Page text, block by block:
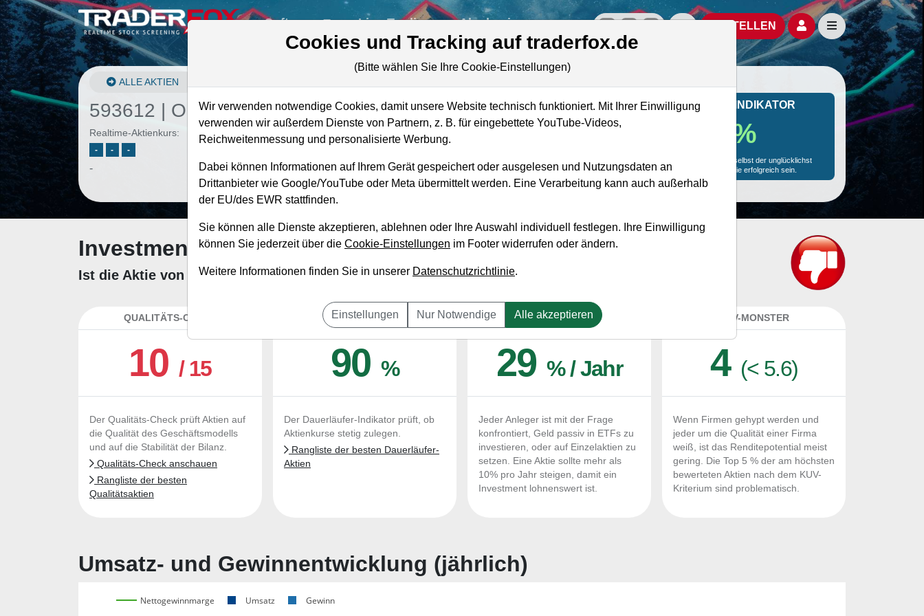
Software Live-Trading Akademie offizielle Social Media-AccountsAktien- und Artikelsuche öffnen
BESTELLEN Seitennavigation
ALLE AKTIEN
593612 | OHB–OHB Aktie
Realtime-Aktienkurs:
- - -
-
Marktkapitalisierung 4,96 Mrd. EUR
Unternehmenswert
Umsatz 1,22 Mrd. EUR
MONKEY-TRADER INDIKATOR
83.3 %
Mit 83.3 % Wahrscheinlichkeit wird selbst der unglücklichst
agierende Trader mit dieser Aktie erfolgreich sein.
Investment-Check: Kaufempfehlung?
Ist die Aktie von OHB zum Kaufen und Liegenlassen geeignet?
QUALITÄTS-CHECK
10/ 15
Der Qualitäts-Check prüft Aktien auf
die Qualität des Geschäftsmodells
und auf die Stabilität der Bilanz.
Qualitäts-Check anschauen
Rangliste der besten
Qualitätsaktien
DAUERLÄUFER-QUALITÄTEN
90 %
Der Dauerläufer-Indikator prüft, ob
Aktienkurse stetig zulegen.
Rangliste der besten Dauerläufer-
Aktien
OUTPERFORMER-CHECK
29 % / Jahr
Jeder Anleger ist mit der Frage
konfrontiert, Geld passiv in ETFs zu
investieren, oder auf Einzelaktien zu
setzen. Eine Aktie sollte mehr als
10% pro Jahr steigen, damit ein
Investment lohnenswert ist.
KUV-MONSTER
4 (< 5.6)
Wenn Firmen gehypt werden und
jeder um die Qualität einer Firma
weiß, ist das Renditepotential meist
gering. Die Top 5 % der am höchsten
bewerteten Aktien nach dem KUV-
Kriterium sind problematisch.
Umsatz- und Gewinnentwicklung (jährlich)
Nettogewinnmarge Umsatz Gewinn
Cookies und Tracking auf traderfox.de
(Bitte wählen Sie Ihre Cookie-Einstellungen)
Wir verwenden notwendige Cookies, damit unsere Website technisch funktioniert. Mit Ihrer Einwilligung
verwenden wir außerdem Dienste von Partnern, z. B. für eingebettete YouTube-Videos,
Reichweitenmessung und personalisierte Werbung.
Dabei können Informationen auf Ihrem Gerät gespeichert oder ausgelesen und Nutzungsdaten an
Drittanbieter wie Google/YouTube oder Meta übermittelt werden. Eine Verarbeitung kann auch außerhalb
der EU/des EWR stattfinden.
Sie können alle Dienste akzeptieren, ablehnen oder Ihre Auswahl individuell festlegen. Ihre Einwilligung
können Sie jederzeit über die Cookie-Einstellungen im Footer widerrufen oder ändern.
Weitere Informationen finden Sie in unserer Datenschutzrichtlinie.
Einstellungen Nur Notwendige Alle akzeptieren